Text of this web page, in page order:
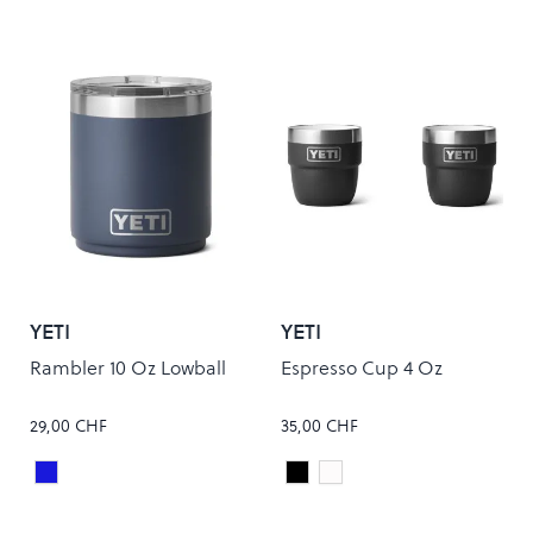
YETI
Rambler 10 Oz Lowball
29,00 CHF
Colour
Navy
YETI
Espresso Cup 4 Oz
35,00 CHF
Colour
Blackwhite